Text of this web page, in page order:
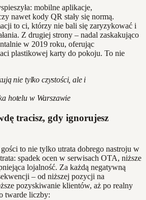
mobilne aplikacje,
nawet kody QR stały się normą.
to ci, którzy nie bali się zaryzykować i
Z drugiej strony – nadal zaskakująco
w 2019 roku, oferując
plastikowej karty do pokoju. To nie
nie tylko czystości, ale i
hotelu w Warszawie
tracisz, gdy ignorujesz
to nie tylko utrata dobrego nastroju w
spadek ocen w serwisach OTA, niższe
lojalność. Za każdą negatywną
– od niższej pozycji na
pozyskiwanie klientów, aż po realny
twarde liczby: